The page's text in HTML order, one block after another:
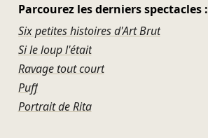
Parcourez les derniers spectacles :
Six petites histoires d'Art Brut
Si le loup l'était
Ravage tout court
Puff
Portrait de Rita